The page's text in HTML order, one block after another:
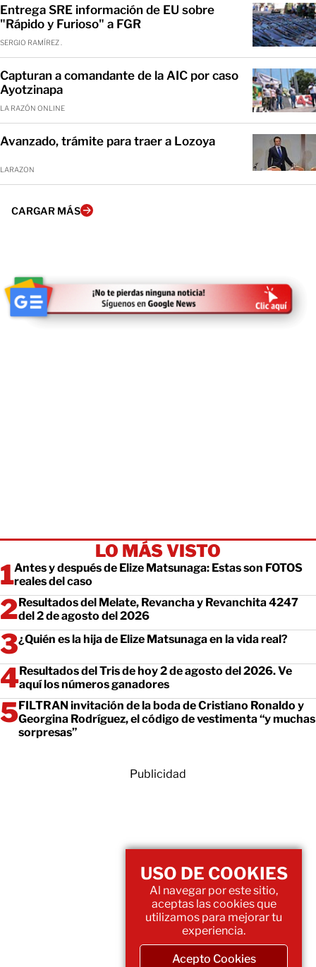
Entrega SRE información de EU sobre
"Rápido y Furioso" a FGR
SERGIO RAMÍREZ .
Capturan a comandante de la AIC por caso
Ayotzinapa
LA RAZÓN ONLINE
Avanzado, trámite para traer a Lozoya
LARAZON
CARGAR MÁS
LO MÁS VISTO
Antes y después de Elize Matsunaga: Estas son FOTOS
reales del caso
Resultados del Melate, Revancha y Revanchita 4247
del 2 de agosto del 2026
¿Quién es la hija de Elize Matsunaga en la vida real?
Resultados del Tris de hoy 2 de agosto del 2026. Ve
aquí los números ganadores
FILTRAN invitación de la boda de Cristiano Ronaldo y
Georgina Rodríguez, el código de vestimenta “y muchas
sorpresas”
Publicidad
USO DE COOKIES
Al navegar por este sitio,
aceptas las cookies que
utilizamos para mejorar tu
experiencia.
Acepto Cookies